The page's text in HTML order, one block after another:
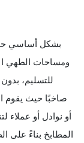
ومساحات الطهي
للتسليم،
صاخبًا حيث يقوم
أو نوادل أو عملاء
المطابخ بناءً على